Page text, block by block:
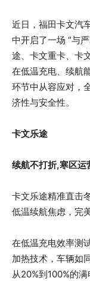
近日，福田卡文汽
中开启了一场 “与
途、卡文重卡、卡
在低温充电、续航
环节中从容应对，
济性与安全性。
卡文乐途
续航不打折,寒区运
卡文乐途精准直击
低温续航焦虑，完
在低温充电效率测
加热技术，车辆如
从20%到100%的